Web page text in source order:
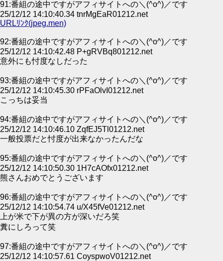
91:番組の途中ですがアフィサイトへの＼(^o^)／です
25/12/12 14:10:40.34 tnrMgEaR01212.net
URLﾘﾝｸ(jpeg.men)
92:番組の途中ですがアフィサイトへの＼(^o^)／です
25/12/12 14:10:42.48 P+gRVBq801212.net
意外にも忖度なしだった
93:番組の途中ですがアフィサイトへの＼(^o^)／です
25/12/12 14:10:45.30 rPFaOlvI01212.net
こっちは妥当
94:番組の途中ですがアフィサイトへの＼(^o^)／です
25/12/12 14:10:46.10 ZqfEJ5Tl01212.net
一般投票だと忖度が出来なかったんだな
95:番組の途中ですがアフィサイトへの＼(^o^)／です
25/12/12 14:10:50.30 1H7cAOfx01212.net
熊さんおめでとうございます
96:番組の途中ですがアフィサイトへの＼(^o^)／です
25/12/12 14:10:54.74 u/X45fVe01212.net
上が米で下が異の方が深いだろ笑
糞にしろって笑
97:番組の途中ですがアフィサイトへの＼(^o^)／です
25/12/12 14:10:57.61 CoyspwoV01212.net